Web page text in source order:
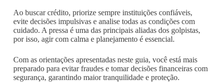
Ao buscar crédito, priorize sempre instituições confiáveis,
evite decisões impulsivas e analise todas as condições com
cuidado. A pressa é uma das principais aliadas dos golpistas,
por isso, agir com calma e planejamento é essencial.
Com as orientações apresentadas neste guia, você está mais
preparado para evitar fraudes e tomar decisões financeiras com
segurança, garantindo maior tranquilidade e proteção.